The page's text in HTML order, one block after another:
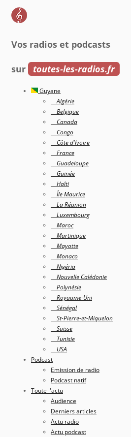
Vos radios et podcasts
sur toutes-les-radios.fr
Guyane
Algérie
Belgique
Canada
Congo
Côte d'Ivoire
France
Guadeloupe
Guinée
Haîti
Île Maurice
La Réunion
Luxembourg
Maroc
Martinique
Mayotte
Monaco
Nigéria
Nouvelle Calédonie
Polynésie
Royaume-Uni
Sénégal
St-Pierre-et-Miquelon
Suisse
Tunisie
USA
Podcast
Emission de radio
Podcast natif
Toute l'actu
Audience
Derniers articles
Actu radio
Actu podcast